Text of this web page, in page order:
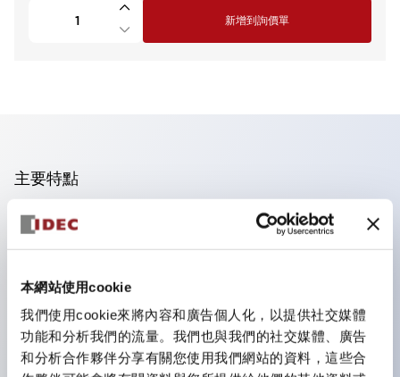
本網站使用cookie
我們使用cookie來將內容和廣告個人化，以提供社交媒體
功能和分析我們的流量。我們也與我們的社交媒體、廣告
和分析合作夥伴分享有關您使用我們網站的資料，這些合
新增到詢價單
主要特點
根據2008年3月發行的「SEMI S26-0308 環境、健康與
安全指南－平板顯示器製造系統［FPD製造系統（設備）
的環境、健康、安全相關指南］」，在限定場所或部分區域
停止（部分停止）的開關，不可使用傳統的紅色按鈕與黃色
背景組合。
因此，針對需要部分停止的機械或設備，IDEC建議使用黃